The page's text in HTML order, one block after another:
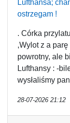
Lufthansa;
ostrzegam !
. Córka
,Wylot z a
powrotny, ale
Lufthansy : -
wysłaliśmy
28-07-2026 21:12